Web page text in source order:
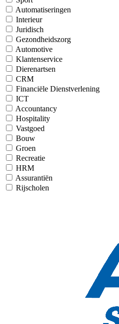
Automatiseringen
Interieur
Juridisch
Gezondheidszorg
Automotive
Klantenservice
Dierenartsen
CRM
Financiële Dienstverlening
ICT
Accountancy
Hospitality
Vastgoed
Bouw
Groen
Recreatie
HRM
Assurantiën
Rijscholen